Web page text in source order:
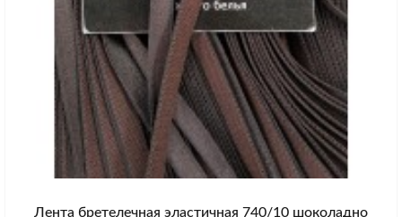
Лента бретелечная эластичная 740/10 шоколадно